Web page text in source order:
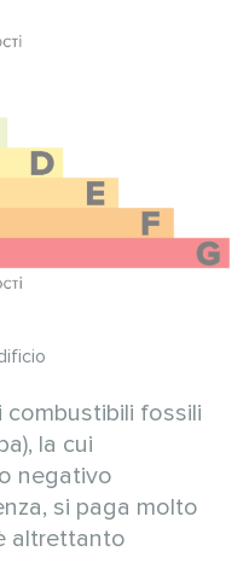
combustibili fossili
la cui
negativo
si paga molto
altrettanto